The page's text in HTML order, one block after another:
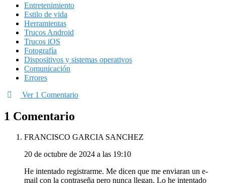
Entretenimiento
Estilo de vida
Herramientas
Trucos Android
Trucos iOS
Fotografía
Dispositivos y sistemas operativos
Comunicación
Errores
Ver 1 Comentario
1 Comentario
FRANCISCO GARCIA SANCHEZ
20 de octubre de 2024 a las 19:10
He intentado registrarme. Me dicen que me enviaran un e-
mail con la contraseña pero nunca llegan. Lo he intentado